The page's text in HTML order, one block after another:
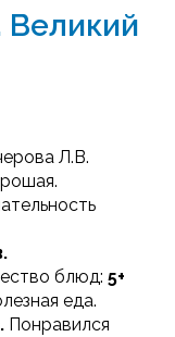
Великий
Л.В.
блюд: 5+
еда.
Понравился